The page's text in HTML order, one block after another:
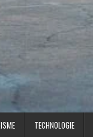
TECHNOLOGIE